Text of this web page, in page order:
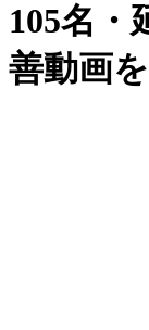
105名・
善動画